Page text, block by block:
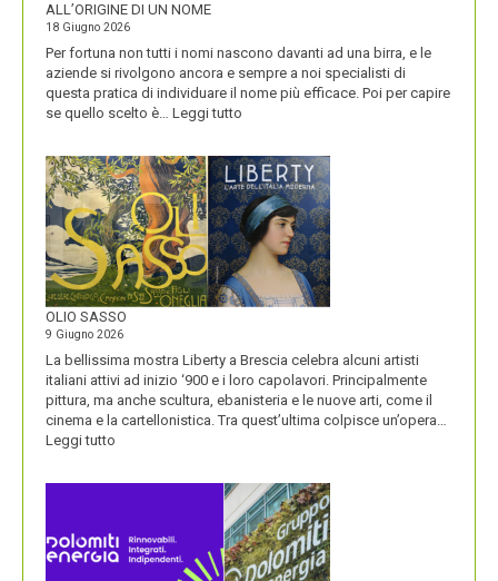
ALL’ORIGINE DI UN NOME
18 Giugno 2026
Per fortuna non tutti i nomi nascono davanti ad una birra, e le
aziende si rivolgono ancora e sempre a noi specialisti di
questa pratica di individuare il nome più efficace. Poi per capire
se quello scelto è… Leggi tutto
BLACKBERRY,
LA
STORIA
E
LA
VISIONE
ALL’ORIGINE
DI
NOME
OLIO SASSO
9 Giugno 2026
La bellissima mostra Liberty a Brescia celebra alcuni artisti
italiani attivi ad inizio ‘900 e i loro capolavori. Principalmente
pittura, ma anche scultura, ebanisteria e le nuove arti, come il
cinema e la cartellonistica. Tra quest’ultima colpisce un’opera…
Leggi tutto